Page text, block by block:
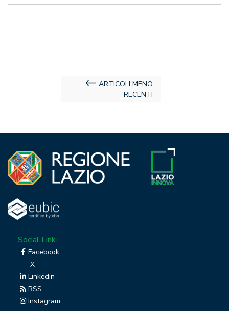
ARTICOLI MENO
RECENTI
Social Link
Facebook
X
Linkedin
RSS
Instagram